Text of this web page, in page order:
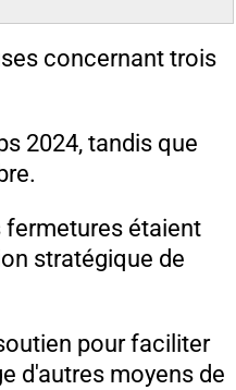
concernant trois
2024, tandis que
fermetures étaient
stratégique de
pour faciliter
d'autres moyens de